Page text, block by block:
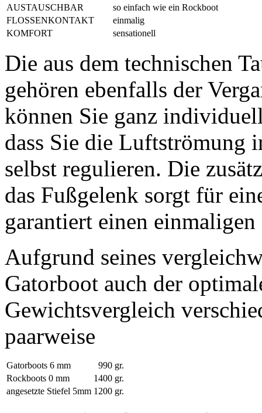
AUSTAUSCHBAR
so einfach wie ein Rockboot
FLOSSENKONTAKT
einmalig
KOMFORT
sensationell
Die aus dem technischen
gehören ebenfalls der
können Sie ganz
dass Sie die Luftströmung
selbst regulieren. Die
das Fußgelenk sorgt für
garantiert einen
Aufgrund seines
Gatorboot auch der
Gewichtsvergleich
paarweise
Gatorboots 6 mm
990 gr.
Rockboots 0 mm
1400 gr.
angesetzte Stiefel 5mm 1200 gr.